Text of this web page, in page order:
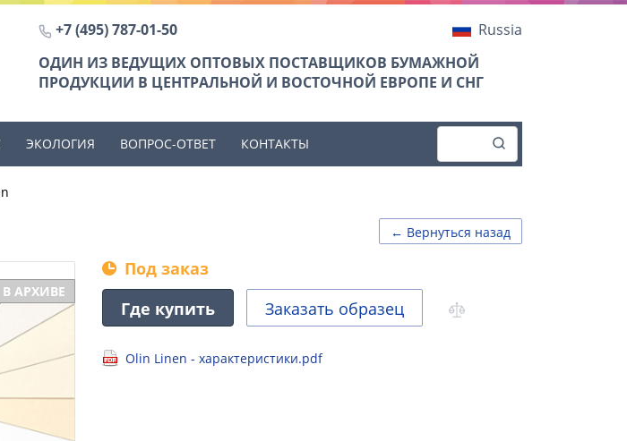
+7 (495) 787-01-50
Russia
ОДИН ИЗ ВЕДУЩИХ ОПТОВЫХ ПОСТАВЩИКОВ БУМАЖНОЙ
ПРОДУКЦИИ В ЦЕНТРАЛЬНОЙ И ВОСТОЧНОЙ ЕВРОПЕ И СНГ
ЭКОЛОГИЯ ВОПРОС-ОТВЕТ КОНТАКТЫ
← Вернуться назад
В АРХИВЕ
Под заказ
Где купить
Заказать образец
Olin Linen - характеристики.pdf